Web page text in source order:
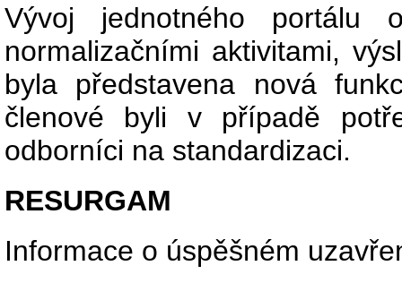
Vývoj jednotného
normalizačními aktivitami,
byla představena nová
členové byli v případě
odborníci na standardizaci.
RESURGAM
Informace o úspěšném